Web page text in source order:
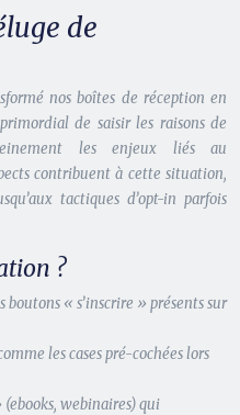
de
nos boîtes de réception en
de saisir les raisons de
les enjeux liés au
contribuent à cette situation,
tactiques d’opt-in parfois
?
« s’inscrire » présents sur
les cases pré-cochées lors
webinaires) qui